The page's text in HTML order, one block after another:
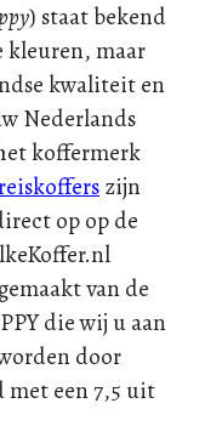
) staat bekend
kleuren, maar
kwaliteit en
Nederlands
koffermerk
zijn
op op de
van de
die wij u aan
door
met een 7,5 uit